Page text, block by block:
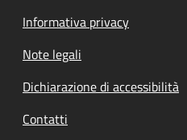
Informativa privacy
Note legali
Dichiarazione di accessibilità
Contatti